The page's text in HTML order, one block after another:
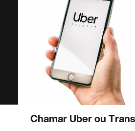
Chamar Uber ou